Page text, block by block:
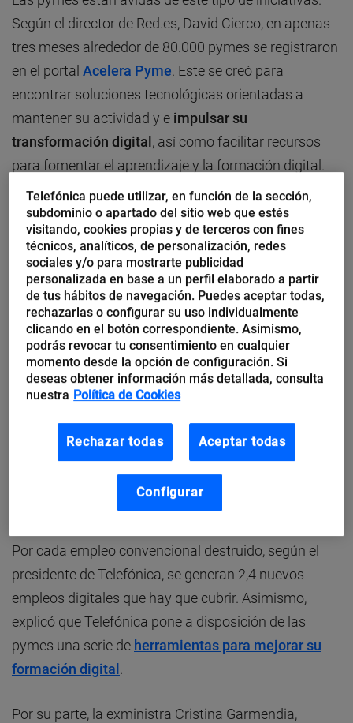
Según el director de Red.es, David Cierco, en apenas
tres meses alrededor de 80.000 pymes se registraron
en el portal Acelera Pyme . Este se creó para
encontrar soluciones tecnológicas orientadas a
mantener su actividad y e impulsar su
transformación digital, así como facilitar recursos
para fomentar el aprendizaje y la formación digital.
También se destacaron en el encuentro las
competencias digitales básicas en el ámbito
laboral. Según Thierry Breton, comisario europeo de
Mercado Interior, dos quintas partes de los
trabajadores europeos carece de ellas y Javier
Beltrán, de McKinsey, recordó que,entre los países
de la UE, España ocupa el decimoquinto puesto.
Sobre la transformación digital, como asignatura
pendiente de las pymes, Emilio Gayo señaló que
digitalización puede incrementar su productividad
Empleos digitales
Por cada empleo convencional destruido, según el
presidente de Telefónica, se generan 2,4 nuevos
empleos digitales que hay que cubrir. Asimismo,
explicó que Telefónica pone a disposición de las
pymes una serie de herramientas para mejorar su
formación digital
Por su parte, la exministra Cristina Garmendia,
Telefónica puede utilizar, en función de la sección,
subdominio o apartado del sitio web que estés
visitando, cookies propias y de terceros con fines
técnicos, analíticos, de personalización, redes
sociales y/o para mostrarte publicidad
personalizada en base a un perfil elaborado a partir
de tus hábitos de navegación. Puedes aceptar todas,
rechazarlas o configurar su uso individualmente
clicando en el botón correspondiente. Asimismo,
podrás revocar tu consentimiento en cualquier
momento desde la opción de configuración. Si
deseas obtener información más detallada, consulta
nuestra Política de Cookies
Rechazar todas Aceptar todas
Configurar